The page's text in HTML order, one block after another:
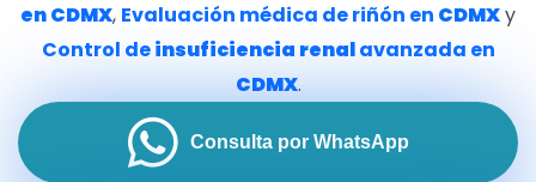
en CDMX, Evaluación médica de riñón en CDMXy
Control deinsuficiencia renalavanzada en
CDMX.
Consulta por WhatsApp